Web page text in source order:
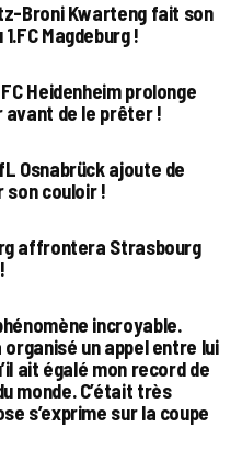
Broni Kwarteng fait son
Magdeburg !
FC Heidenheim prolonge
avant de le prêter !
Osnabrück ajoute de
son couloir !
affrontera Strasbourg
incroyable.
organisé un appel entre lui
ait égalé mon record de
monde. C’était très
s’exprime sur la coupe